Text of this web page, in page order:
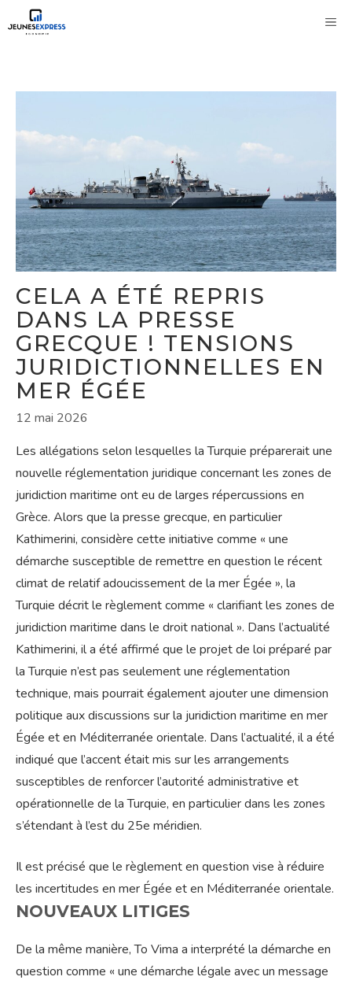
au
CELA A ÉTÉ REPRIS
DANS LA PRESSE
GRECQUE ! TENSIONS
JURIDICTIONNELLES EN
MER ÉGÉE
12 mai 2026
Les allégations selon lesquelles la Turquie préparerait une
nouvelle réglementation juridique concernant les zones de
juridiction maritime ont eu de larges répercussions en
Grèce. Alors que la presse grecque, en particulier
Kathimerini, considère cette initiative comme « une
démarche susceptible de remettre en question le récent
climat de relatif adoucissement de la mer Égée », la
Turquie décrit le règlement comme « clarifiant les zones de
juridiction maritime dans le droit national ». Dans l’actualité
Kathimerini, il a été affirmé que le projet de loi préparé par
la Turquie n’est pas seulement une réglementation
technique, mais pourrait également ajouter une dimension
politique aux discussions sur la juridiction maritime en mer
Égée et en Méditerranée orientale. Dans l’actualité, il a été
indiqué que l’accent était mis sur les arrangements
susceptibles de renforcer l’autorité administrative et
opérationnelle de la Turquie, en particulier dans les zones
s’étendant à l’est du 25e méridien.
Il est précisé que le règlement en question vise à réduire
les incertitudes en mer Égée et en Méditerranée orientale.
NOUVEAUX LITIGES
De la même manière, To Vima a interprété la démarche en
question comme « une démarche légale avec un message